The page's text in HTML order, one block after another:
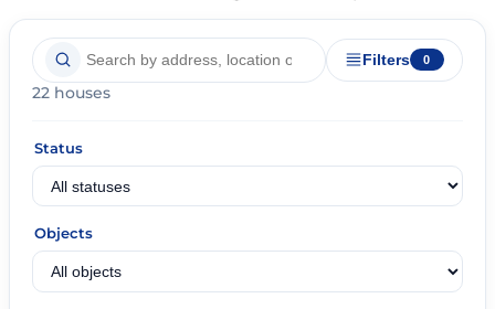
Filters 0
22 houses
Status
Objects